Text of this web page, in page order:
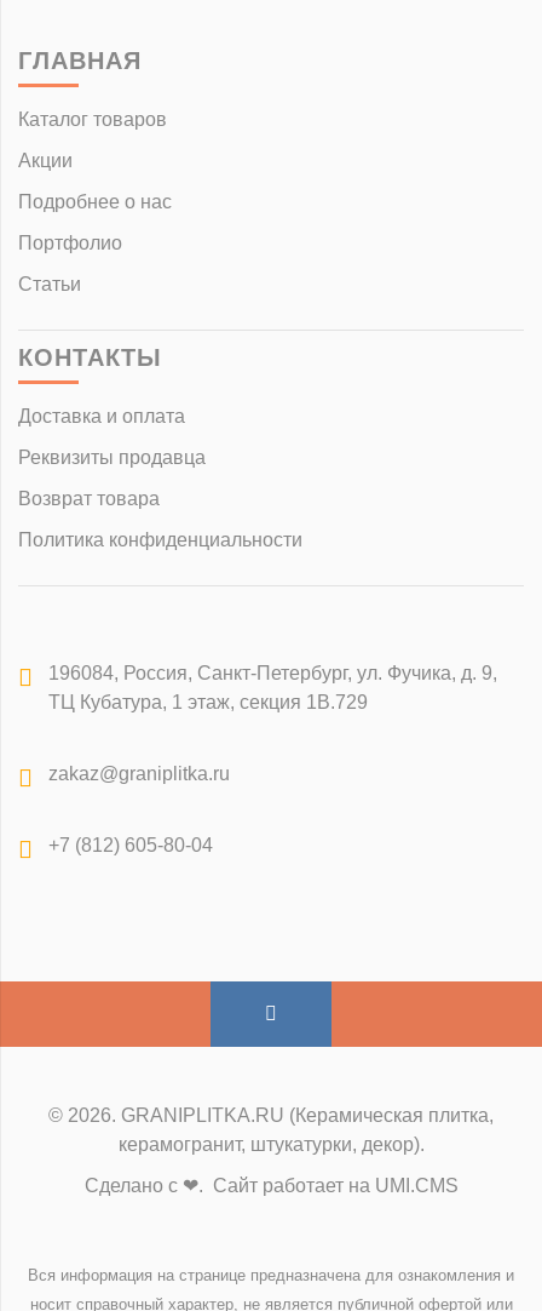
ГЛАВНАЯ
Каталог товаров
Акции
Подробнее о нас
Портфолио
Статьи
КОНТАКТЫ
Доставка и оплата
Реквизиты продавца
Возврат товара
Политика конфиденциальности
196084, Россия, Санкт-Петербург, ул. Фучика, д. 9,
ТЦ Кубатура, 1 этаж, секция 1В.729
zakaz@graniplitka.ru
+7 (812) 605-80-04
© 2026. GRANIPLITKA.RU (Керамическая плитка,
керамогранит, штукатурки, декор).
Сделано с ❤. Сайт работает на UMI.CMS
Вся информация на странице предназначена для ознакомления и
носит справочный характер, не является публичной офертой или